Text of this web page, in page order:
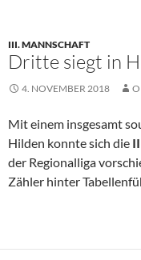
III. MANNSCHAFT
Dritte siegt in
4. NOVEMBER 2018
Mit einem insgesamt
Hilden konnte sich die
der Regionalliga
Zähler hinter